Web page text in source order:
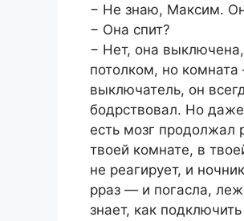
− Не знаю, Максим.
− Она спит?
− Нет, она
потолком, но
выключатель, он
бодрствовал. Но даже
есть мозг продолжал
твоей комнате, в
не реагирует, и
рраз — и погасла,
знает, как